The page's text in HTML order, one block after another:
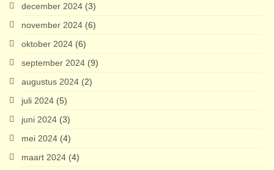
december 2024 (3)
november 2024 (6)
oktober 2024 (6)
september 2024 (9)
augustus 2024 (2)
juli 2024 (5)
juni 2024 (3)
mei 2024 (4)
maart 2024 (4)